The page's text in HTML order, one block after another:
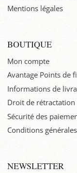
Mentions légales
BOUTIQUE
Mon compte
Avantage Points de
Informations de
Droit de rétractation
Sécurité des
Conditions
NEWSLETTER